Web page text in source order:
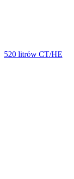
520 litrów CT/HE